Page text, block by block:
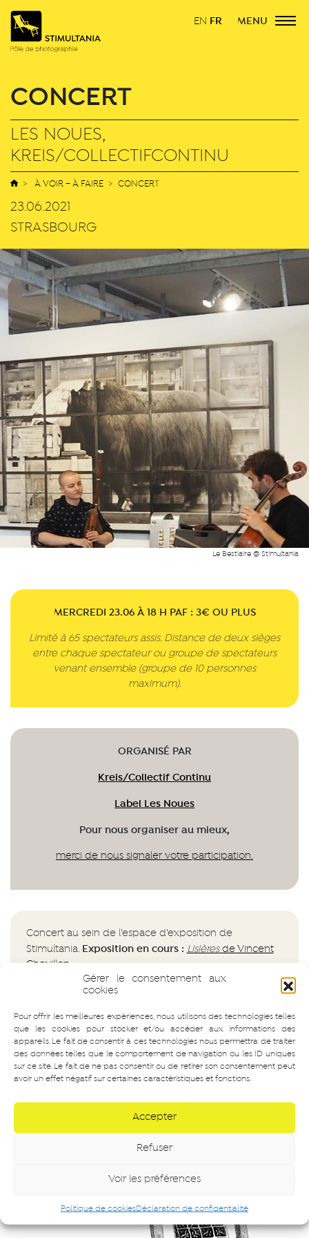
Gérer le consentement aux
cookies
Pour offrir les meilleures expériences, nous utilisons des technologies telles
que les cookies pour stocker et/ou accéder aux informations des
appareils. Le fait de consentir à ces technologies nous permettra de traiter
des données telles que le comportement de navigation ou les ID uniques
sur ce site. Le fait de ne pas consentir ou de retirer son consentement peut
avoir un effet négatif sur certaines caractéristiques et fonctions.
Accepter
Refuser
Voir les préférences
Politique de cookiesDéclaration de confidentialité
EN FR MENU
CONCERT
LES NOUES,
KREIS/COLLECTIFCONTINU
À VOIR – À FAIRE CONCERT
23.06.2021
STRASBOURG
Le Bestiaire @ Stimultania
MERCREDI 23.06 À 18 H PAF : 3€ OU PLUS
Limité à 65 spectateurs assis. Distance de deux sièges
entre chaque spectateur ou groupe de spectateurs
venant ensemble (groupe de 10 personnes
maximum).
ORGANISÉ PAR
Kreis/Collectif Continu
Label Les Noues
Pour nous organiser au mieux,
merci de nous signaler votre participation.
Concert au sein de l’espace d’exposition de
Stimultania. Exposition en cours : Lisièresde Vincent
Chevillon.
Kreis/CollectifContinuet le labelLes Nouesprésentent leur
deuxième soirée commune avec le solo du guitariste, multi-
instrumentiste et auteur Léonie Risjeterre ainsi qu’un
nouveau trio très électrique composé de Lise Barkas (vielle
à roue & cornemuse), Jérémy Ledda (batterie &